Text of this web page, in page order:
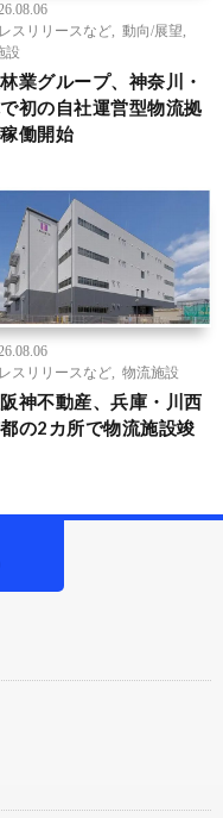
スリリースなど
動向/展望
設
業グループ、神奈川・
初の自社運営型物流拠
働開始
スリリースなど
物流施設
神不動産、兵庫・川西
の2カ所で物流施設竣